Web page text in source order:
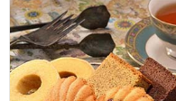
神戸スイーツポート 港の